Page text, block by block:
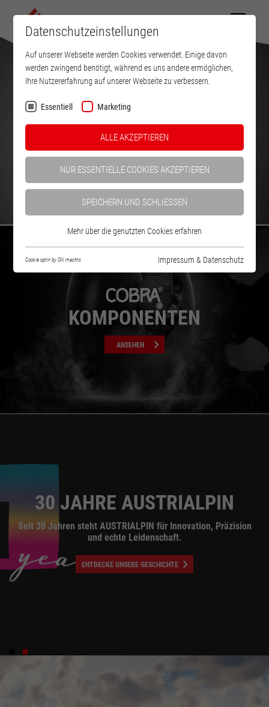
PRODUKTE
KOMPONENTEN
ANSEHEN
30 JAHRE AUSTRIALPIN
Seit 30 Jahren steht AUSTRIALPIN für Innovation, Präzision
und echte Leidenschaft.
ENTDECKE UNSERE GESCHICHTE
Datenschutzeinstellungen
Auf unserer Webseite werden Cookies verwendet. Einige davon
werden zwingend benötigt, während es uns andere ermöglichen,
Ihre Nutzererfahrung auf unserer Webseite zu verbessern.
Essentiell Marketing
ALLE AKZEPTIEREN
NUR ESSENTIELLE COOKIES AKZEPTIEREN
SPEICHERN UND SCHLIESSEN
Mehr über die genutzten Cookies erfahren
Cookie optin by Olli machts Impressum & Datenschutz